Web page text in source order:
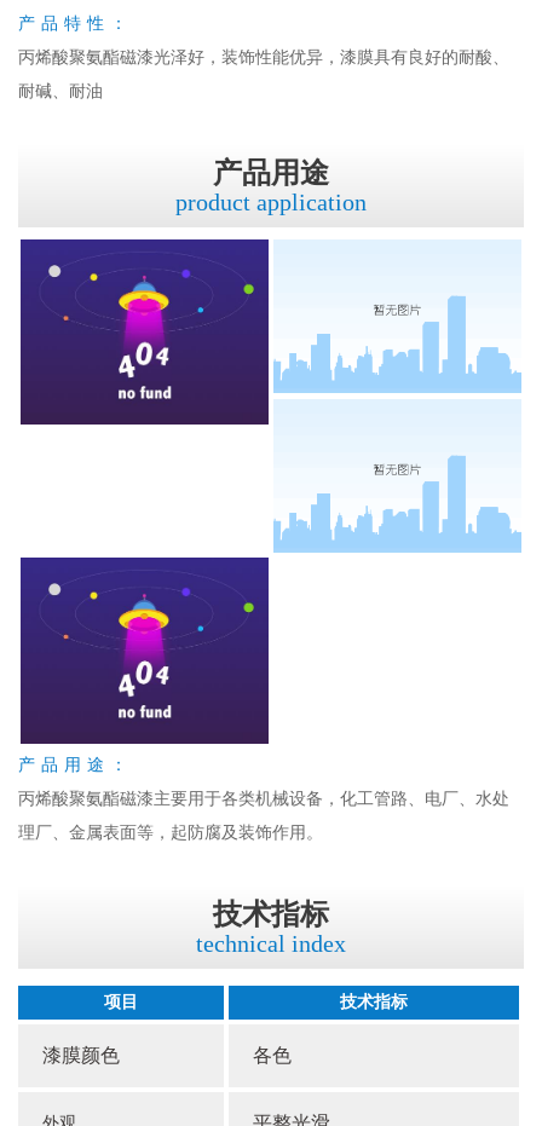
产品特性：
丙烯酸聚氨酯磁漆光泽好，装饰性能优异，漆膜具有良好的耐酸、
耐碱、耐油
产品用途
product application
产品用途：
丙烯酸聚氨酯磁漆主要用于各类机械设备，化工管路、电厂、水处
理厂、金属表面等，起防腐及装饰作用。
技术指标
technical index
项目 技术指标
漆膜颜色 各色